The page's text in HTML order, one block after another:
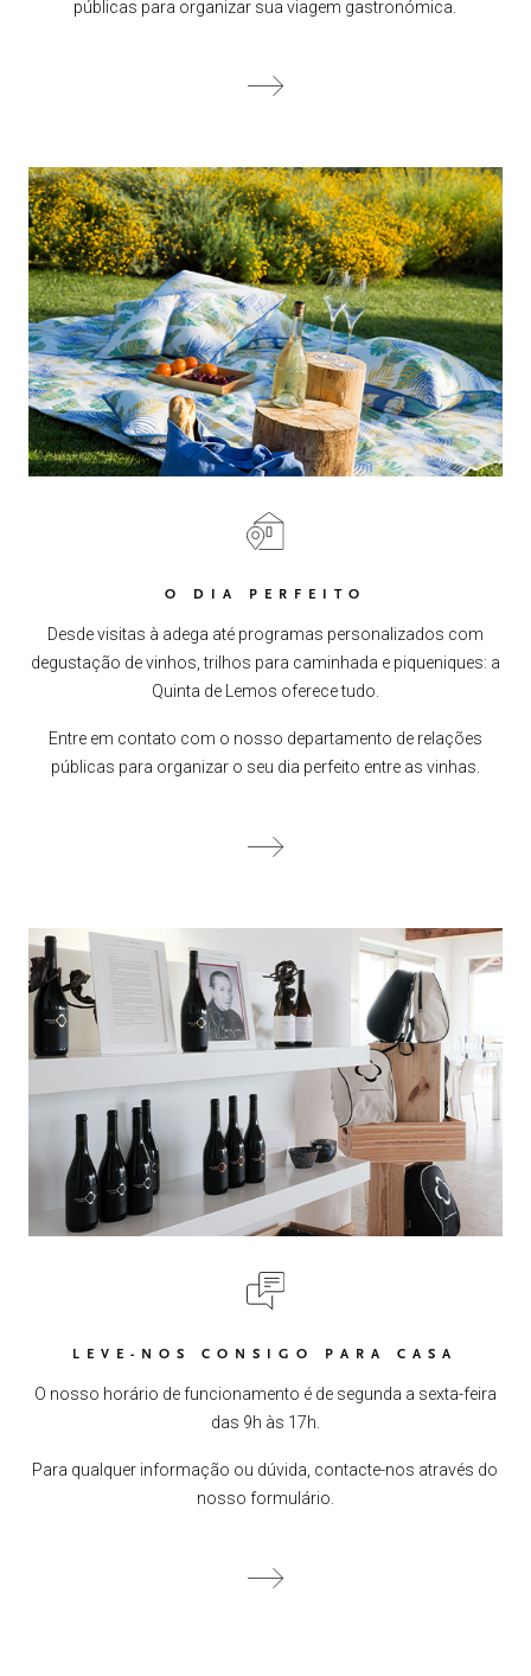
públicas para organizar sua viagem gastronómica.
O DIA PERFEITO
Desde visitas à adega até programas personalizados com
degustação de vinhos, trilhos para caminhada e piqueniques: a
Quinta de Lemos oferece tudo.
Entre em contato com o nosso departamento de relações
públicas para organizar o seu dia perfeito entre as vinhas.
LEVE-NOS CONSIGO PARA CASA
O nosso horário de funcionamento é de segunda a sexta-feira
das 9h às 17h.
Para qualquer informação ou dúvida, contacte-nos através do
nosso formulário.